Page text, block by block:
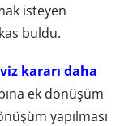
isteyen
buldu.
kararı daha
ek dönüşüm
yapılması